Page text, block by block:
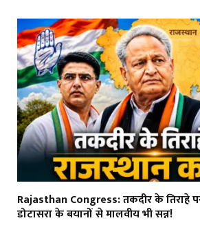
Rajasthan Congress: तकदीर के तिराहे
डोटासरा के बयानों से मालवीय भी सन्न!